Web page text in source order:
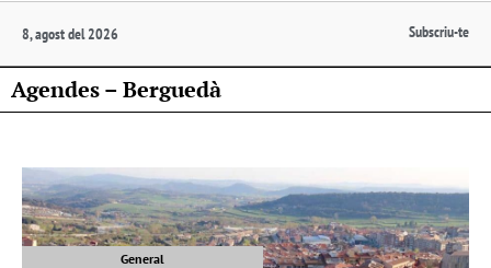
8, agost del 2026 Subscriu-te
Agendes – Berguedà
General